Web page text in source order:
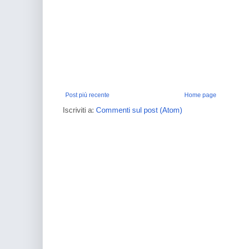
Post più recente Home page
Iscriviti a: Commenti sul post (Atom)